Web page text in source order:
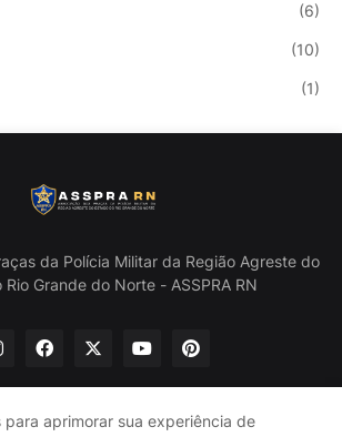
(6)
(10)
(1)
da Polícia Militar da Região Agreste do
Rio Grande do Norte - ASSPRA RN
para aprimorar sua experiência de